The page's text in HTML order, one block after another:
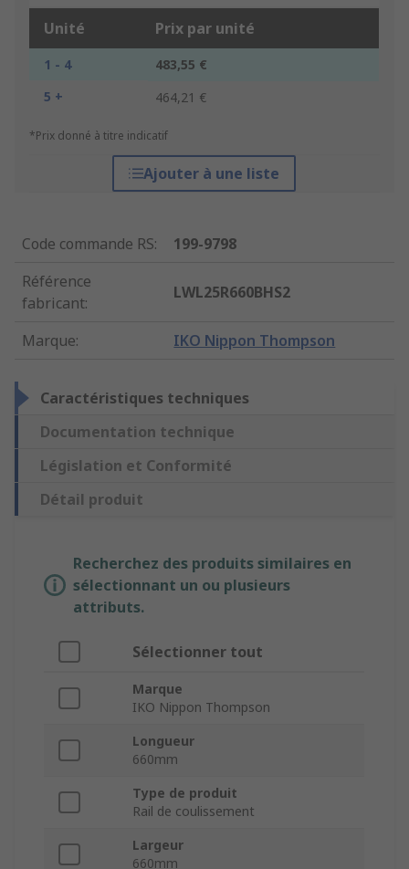
Unité Prix par unité
1 - 4
483,55 €
5 +
464,21 €
*Prix donné à titre indicatif
Ajouter à une liste
Code commande RS:
199-9798
Référence
fabricant:
LWL25R660BHS2
Marque: IKO Nippon Thompson
Caractéristiques techniques
Documentation technique
Législation et Conformité
Détail produit
Recherchez des produits similaires en
sélectionnant un ou plusieurs
attributs.
Sélectionner tout
Marque
IKO Nippon Thompson
Longueur
660mm
Type de produit
Rail de coulissement
Largeur
660mm